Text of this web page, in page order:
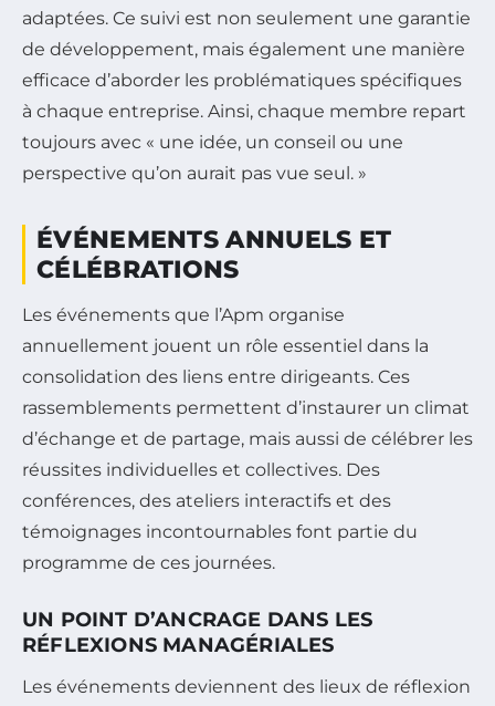
adaptées. Ce suivi est non seulement une garantie
de développement, mais également une manière
efficace d’aborder les problématiques spécifiques
à chaque entreprise. Ainsi, chaque membre repart
toujours avec « une idée, un conseil ou une
perspective qu’on aurait pas vue seul. »
ÉVÉNEMENTS ANNUELS ET
CÉLÉBRATIONS
Les événements que l’Apm organise
annuellement jouent un rôle essentiel dans la
consolidation des liens entre dirigeants. Ces
rassemblements permettent d’instaurer un climat
d’échange et de partage, mais aussi de célébrer les
réussites individuelles et collectives. Des
conférences, des ateliers interactifs et des
témoignages incontournables font partie du
programme de ces journées.
UN POINT D’ANCRAGE DANS LES
RÉFLEXIONS MANAGÉRIALES
Les événements deviennent des lieux de réflexion